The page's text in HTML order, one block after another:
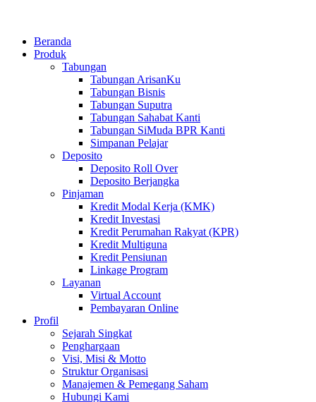
Beranda
Produk
Tabungan
Tabungan ArisanKu
Tabungan Bisnis
Tabungan Suputra
Tabungan Sahabat Kanti
Tabungan SiMuda BPR Kanti
Simpanan Pelajar
Deposito
Deposito Roll Over
Deposito Berjangka
Pinjaman
Kredit Modal Kerja (KMK)
Kredit Investasi
Kredit Perumahan Rakyat (KPR)
Kredit Multiguna
Kredit Pensiunan
Linkage Program
Layanan
Virtual Account
Pembayaran Online
Profil
Sejarah Singkat
Penghargaan
Visi, Misi & Motto
Struktur Organisasi
Manajemen & Pemegang Saham
Hubungi Kami